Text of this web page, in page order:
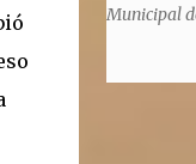
significaba
Municipal